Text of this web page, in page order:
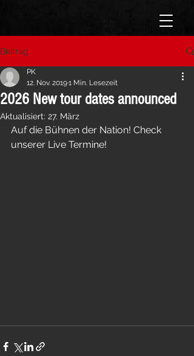
Beitrag
2026 New tour dates announced
PK
12. Nov. 20191 Min. Lesezeit
Aktualisiert: 27. März
Auf die Bühnen der Nation! Check
unserer Live Termine!